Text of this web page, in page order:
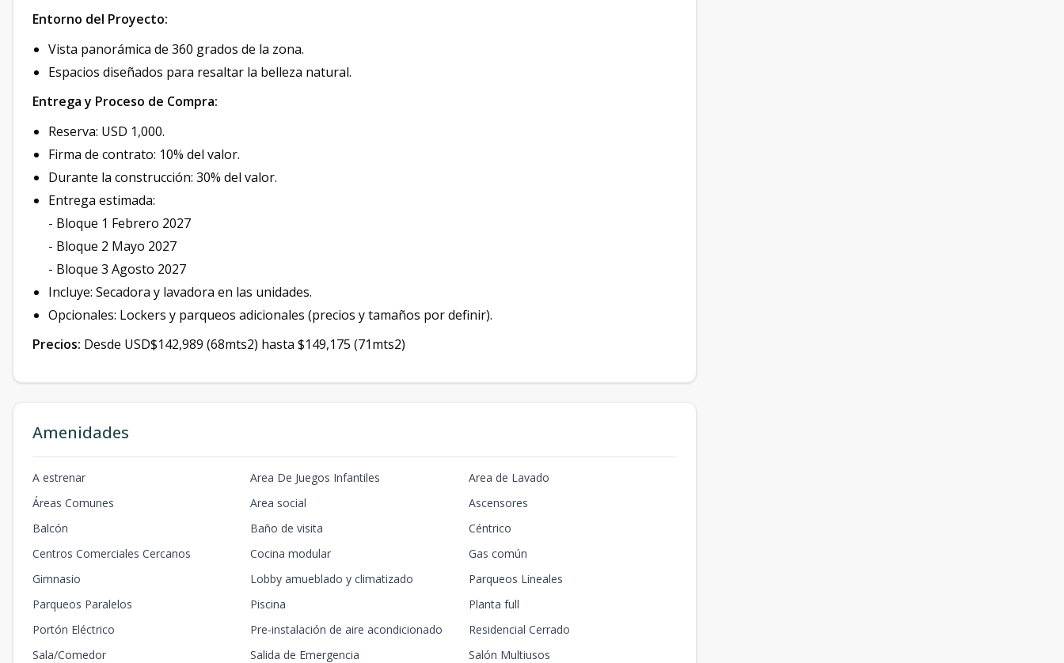
Entorno del Proyecto:
Vista panorámica de 360 grados de la zona.
Espacios diseñados para resaltar la belleza natural.
Entrega y Proceso de Compra:
Reserva: USD 1,000.
Firma de contrato: 10% del valor.
Durante la construcción: 30% del valor.
Entrega estimada:
- Bloque 1 Febrero 2027
- Bloque 2 Mayo 2027
- Bloque 3 Agosto 2027
Incluye: Secadora y lavadora en las unidades.
Opcionales: Lockers y parqueos adicionales (precios y tamaños por definir).
Precios: Desde USD$142,989 (68mts2) hasta $149,175 (71mts2)
Amenidades
A estrenar Area De Juegos Infantiles
Area de Lavado
Áreas Comunes
Area social
Ascensores
Balcón
Baño de visita
Céntrico
Centros Comerciales Cercanos
Cocina modular
Gas común
Gimnasio
Lobby amueblado y climatizado
Parqueos Lineales
Parqueos Paralelos
Piscina
Planta full
Portón Eléctrico
Pre-instalación de aire acondicionado
Residencial Cerrado
Sala/Comedor
Salida de Emergencia Salón Multiusos